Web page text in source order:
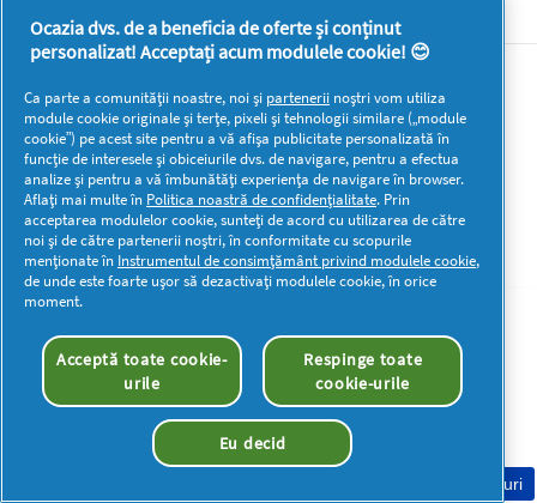
DOCUMENTE LEGALE DETERGENTI SA
Mai multă inspirație
Drepturi de autor © 2026 P&G. Toate drepturile rezervate
Consimțământ Cookie-uri
Ocazia dvs. de a beneficia de oferte și conținut
personalizat! Acceptați acum modulele cookie! 😊
Ca parte a comunității noastre, noi și partenerii noștri vom utiliza
module cookie originale și terțe, pixeli și tehnologii similare („module
cookie”) pe acest site pentru a vă afișa publicitate personalizată în
funcție de interesele și obiceiurile dvs. de navigare, pentru a efectua
analize și pentru a vă îmbunătăți experiența de navigare în browser.
Aflați mai multe în Politica noastră de confidențialitate. Prin
acceptarea modulelor cookie, sunteți de acord cu utilizarea de către
noi și de către partenerii noștri, în conformitate cu scopurile
menționate în Instrumentul de consimțământ privind modulele cookie,
de unde este foarte ușor să dezactivați modulele cookie, în orice
moment.
Acceptă toate cookie-
urile
Respinge toate
cookie-urile
Eu decid